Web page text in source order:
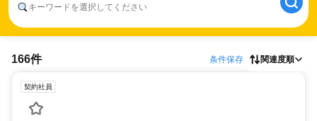
キーワードを選択してください
166件 条件保存 関連度順
契約社員